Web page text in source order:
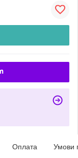
Оплата Умови